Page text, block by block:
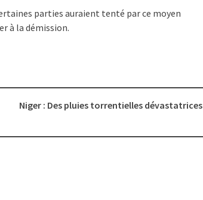
parties auraient tenté par ce moyen
à la démission.
Niger : Des pluies torrentielles dévastatrices